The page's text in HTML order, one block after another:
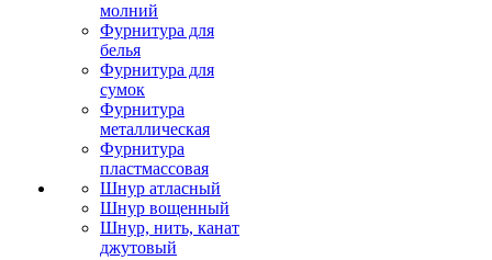
молний
Фурнитура для
белья
Фурнитура для
сумок
Фурнитура
металлическая
Фурнитура
пластмассовая
Шнур атласный
Шнур вощенный
Шнур, нить, канат
джутовый